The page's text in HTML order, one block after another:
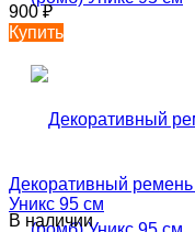
900₽
Купить
Декоративный
Уникс 95 см
В наличии